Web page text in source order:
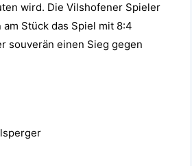
wird. Die Vilshofener Spieler
Stück das Spiel mit 8:4
souverän einen Sieg gegen